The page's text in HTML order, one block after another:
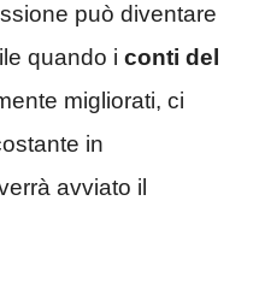
può diventare
quando i conti del
migliorati, ci
in
avviato il